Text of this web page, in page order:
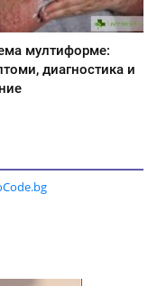
мултиформе:
диагностика и